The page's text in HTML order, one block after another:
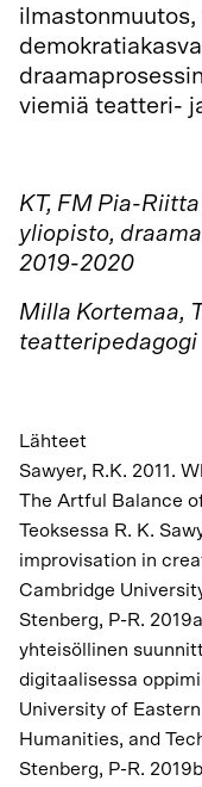
viemiä teatteri-
KT, FM Pia-
yliopisto,
2019-2020
Milla Kortemaa,
teatteripedagogi
Lähteet
Sawyer, R.K. 2011.
The Artful Balance
Teoksessa R. K.
improvisation in
Cambridge
Stenberg, P-R.
yhteisöllinen
digitaalisessa
University of
Humanities, and
Stenberg, P-R.